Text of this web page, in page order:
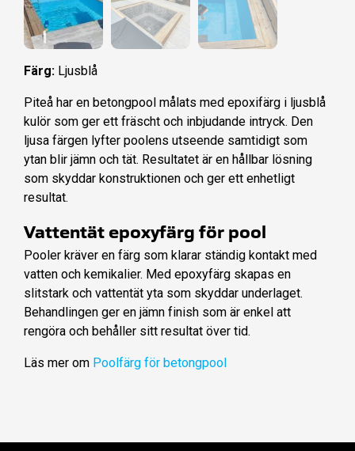
Färg: Ljusblå
Piteå har en betongpool målats med epoxifärg i ljusblå
kulör som ger ett fräscht och inbjudande intryck. Den
ljusa färgen lyfter poolens utseende samtidigt som
ytan blir jämn och tät. Resultatet är en hållbar lösning
som skyddar konstruktionen och ger ett enhetligt
resultat.
Vattentät epoxyfärg för pool
Pooler kräver en färg som klarar ständig kontakt med
vatten och kemikalier. Med epoxyfärg skapas en
slitstark och vattentät yta som skyddar underlaget.
Behandlingen ger en jämn finish som är enkel att
rengöra och behåller sitt resultat över tid.
Läs mer om Poolfärg för betongpool